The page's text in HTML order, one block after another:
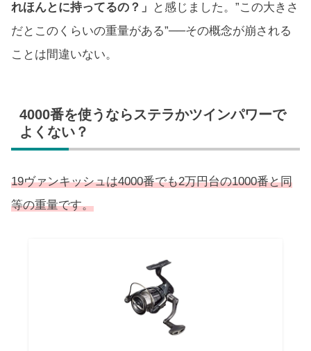
れほんとに持ってるの？」
と感じました。”この大きさ
だとこのくらいの重量がある”──その概念が崩される
ことは間違いない。
4000番を使うならステラかツインパワーで
よくない？
19ヴァンキッシュは4000番でも2万円台の1000番と同
等の重量です。